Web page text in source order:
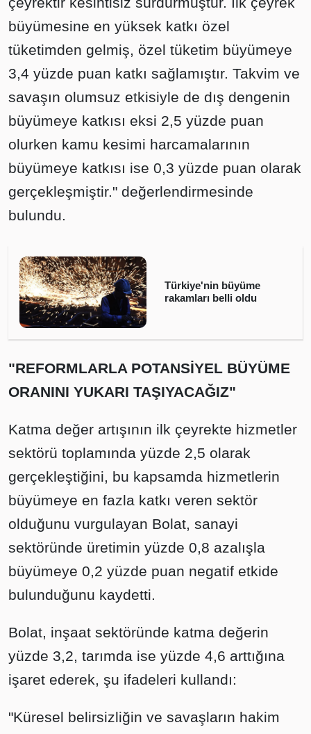
büyümesine en yüksek katkı özel
tüketimden gelmiş, özel tüketim büyümeye
3,4 yüzde puan katkı sağlamıştır. Takvim ve
savaşın olumsuz etkisiyle de dış dengenin
büyümeye katkısı eksi 2,5 yüzde puan
olurken kamu kesimi harcamalarının
büyümeye katkısı ise 0,3 yüzde puan olarak
gerçekleşmiştir." değerlendirmesinde
bulundu.
Türkiye'nin büyüme
rakamları belli oldu
"REFORMLARLA POTANSİYEL BÜYÜME
ORANINI YUKARI TAŞIYACAĞIZ"
Katma değer artışının ilk çeyrekte hizmetler
sektörü toplamında yüzde 2,5 olarak
gerçekleştiğini, bu kapsamda hizmetlerin
büyümeye en fazla katkı veren sektör
olduğunu vurgulayan Bolat, sanayi
sektöründe üretimin yüzde 0,8 azalışla
büyümeye 0,2 yüzde puan negatif etkide
bulunduğunu kaydetti.
Bolat, inşaat sektöründe katma değerin
yüzde 3,2, tarımda ise yüzde 4,6 arttığına
işaret ederek, şu ifadeleri kullandı:
"Küresel belirsizliğin ve savaşların hakim